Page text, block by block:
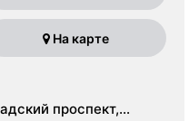
На карте
проспект,